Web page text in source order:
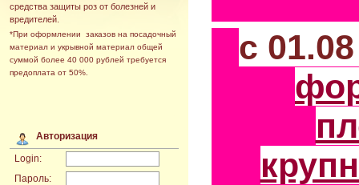
средства защиты роз от болезней и
вредителей.
*При оформлении заказов на посадочный
материал и укрывной материал общей
суммой более 40 000 рублей требуется
предоплата от 50%.
Авторизация
Login:
Пароль:
с